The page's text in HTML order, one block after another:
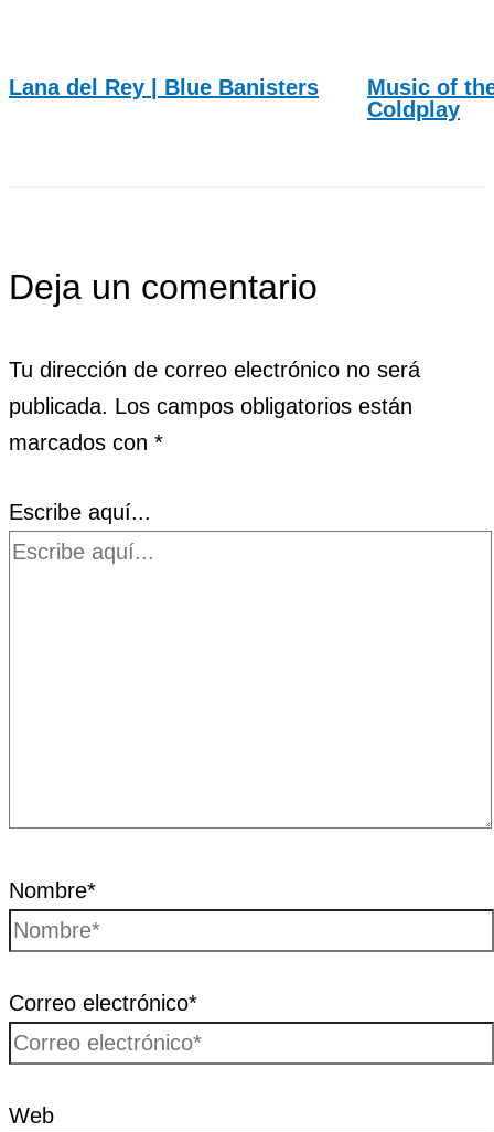
Lana del Rey | Blue Banisters
Music of
Coldplay
Deja un comentario
Tu dirección de correo electrónico no será
publicada. Los campos obligatorios están
marcados con *
Escribe aquí...
Nombre*
Correo electrónico*
Web